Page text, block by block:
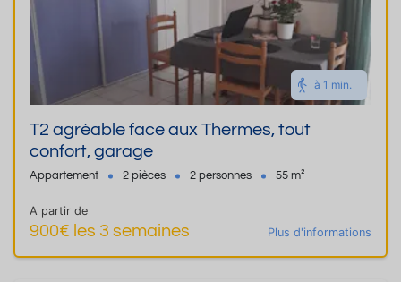
à 1 min.
T2 agréable face aux Thermes, tout
confort, garage
Appartement 2 pièces 2 personnes 55 m²
A partir de
900€ les 3 semaines Plus d'informations